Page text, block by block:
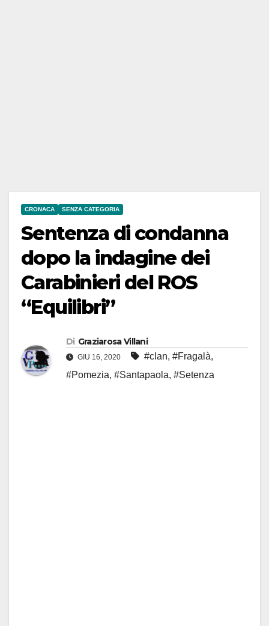
CRONACA SENZA CATEGORIA
Sentenza di condanna
dopo la indagine dei
Carabinieri del ROS
“Equilibri”
Di Graziarosa Villani
GIU 16, 2020 #clan, #Fragalà,
#Pomezia, #Santapaola, #Setenza